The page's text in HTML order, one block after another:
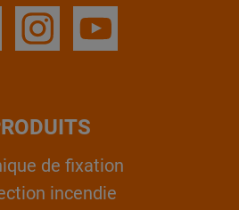
de fixation
incendie